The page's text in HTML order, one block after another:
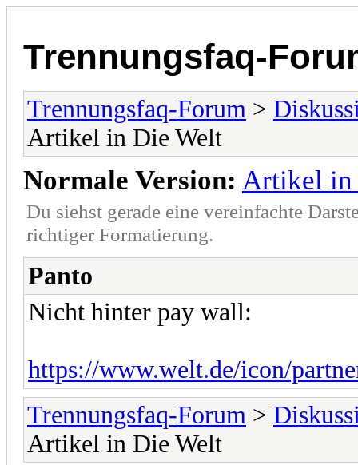
Trennungsfaq-
Trennungsfaq-Forum >
Artikel in Die Welt
Normale Version: Artikel in
Du siehst gerade eine vereinfachte
richtiger Formatierung.
Panto
Nicht hinter pay wall:
https://www.welt.de/icon/
Trennungsfaq-Forum >
Artikel in Die Welt